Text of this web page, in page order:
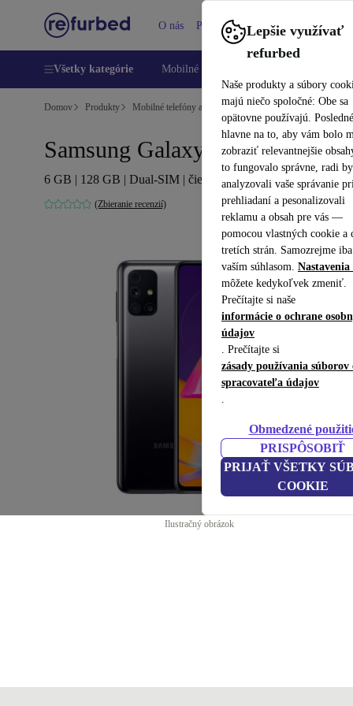
Lepšie využívať
refurbed
Naše produkty a súbory
majú niečo spoločné: Obe sa
opätovne používajú. Posledné
hlavne na to, aby vám bolo
zobraziť relevantnejšie
to fungovalo správne, radi
analyzovali vaše správanie
prehliadaní a pesonalizovali
reklamu a obsah pre vás —
pomocou vlastných cookie a
tretích strán. Samozrejme
vaším súhlasom. Nastavenia
môžete kedykoľvek zmeniť.
Prečítajte si naše
informácie o ochrane
údajov
. Prečítajte si
zásady používania súborov
spracovateľa údajov
.
Obmedzené
PRISPÔSOBIŤ
PRIJAŤ VŠETKY
COOKIE
O nás Pomoc
Všetky kategórie Mobilné telefóny
Domov Produkty Mobilné telefóny a smartfóny Mobilné telefóny
Samsung Galaxy M31S
6 GB | 128 GB | Dual-SIM | čierna
(Zbieranie recenzií)
Ilustračný obrázok